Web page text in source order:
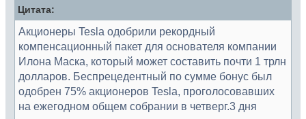
Цитата:
Акционеры Tesla одобрили рекордный
компенсационный пакет для основателя компании
Илона Маска, который может составить почти 1 трлн
долларов. Беспрецедентный по сумме бонус был
одобрен 75% акционеров Tesla, проголосовавших
на ежегодном общем собрании в четверг.3 дня